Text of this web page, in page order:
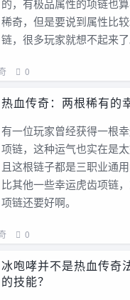
的，有极品属性的项链也
稀奇，但是要说到属性比
链，很多玩家就想不起来了
0
热血传奇：两根稀有的
有一位玩家曾经获得一根
项链，这种运气也实在是
且这根链子都是三职业通
比其他一些幸运虎齿项链
项链还要好啊。
0
冰咆哮并不是热血传奇
的技能？